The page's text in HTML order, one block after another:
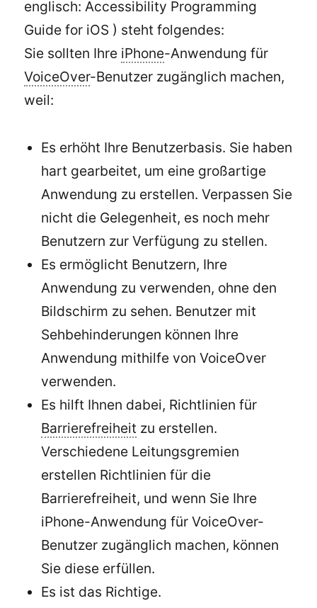
englisch: Accessibility Programming
Guide for iOS ) steht folgendes:
Sie sollten Ihre iPhone-Anwendung für
VoiceOver-Benutzer zugänglich machen,
weil:
Es erhöht Ihre Benutzerbasis. Sie haben
hart gearbeitet, um eine großartige
Anwendung zu erstellen. Verpassen Sie
nicht die Gelegenheit, es noch mehr
Benutzern zur Verfügung zu stellen.
Es ermöglicht Benutzern, Ihre
Anwendung zu verwenden, ohne den
Bildschirm zu sehen. Benutzer mit
Sehbehinderungen können Ihre
Anwendung mithilfe von VoiceOver
verwenden.
Es hilft Ihnen dabei, Richtlinien für
Barrierefreiheit zu erstellen.
Verschiedene Leitungsgremien
erstellen Richtlinien für die
Barrierefreiheit, und wenn Sie Ihre
iPhone-Anwendung für VoiceOver-
Benutzer zugänglich machen, können
Sie diese erfüllen.
Es ist das Richtige.